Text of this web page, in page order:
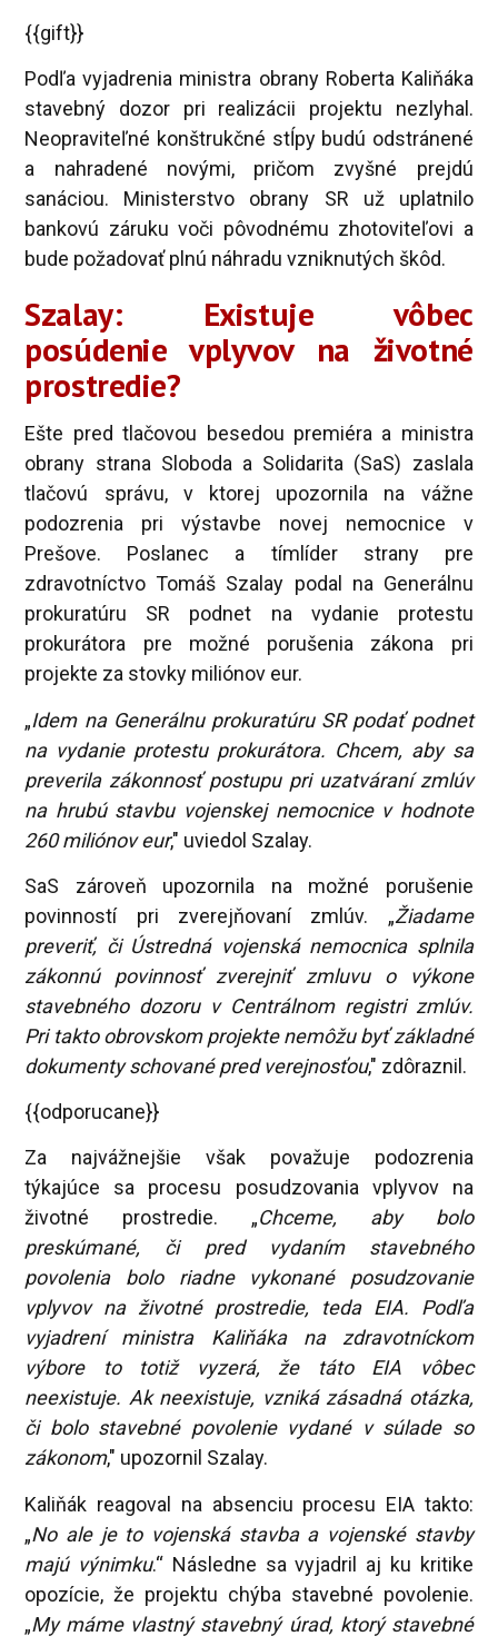
{{gift}}
Podľa vyjadrenia ministra obrany Roberta Kaliňáka
stavebný dozor pri realizácii projektu nezlyhal.
Neopraviteľné konštrukčné stĺpy budú odstránené
a nahradené novými, pričom zvyšné prejdú
sanáciou. Ministerstvo obrany SR už uplatnilo
bankovú záruku voči pôvodnému zhotoviteľovi a
bude požadovať plnú náhradu vzniknutých škôd.
Szalay: Existuje vôbec
posúdenie vplyvov na životné
prostredie?
Ešte pred tlačovou besedou premiéra a ministra
obrany strana Sloboda a Solidarita (SaS) zaslala
tlačovú správu, v ktorej upozornila na vážne
podozrenia pri výstavbe novej nemocnice v
Prešove. Poslanec a tímlíder strany pre
zdravotníctvo Tomáš Szalay podal na Generálnu
prokuratúru SR podnet na vydanie protestu
prokurátora pre možné porušenia zákona pri
projekte za stovky miliónov eur.
„Idem na Generálnu prokuratúru SR podať podnet
na vydanie protestu prokurátora. Chcem, aby sa
preverila zákonnosť postupu pri uzatváraní zmlúv
na hrubú stavbu vojenskej nemocnice v hodnote
260 miliónov eur," uviedol Szalay.
SaS zároveň upozornila na možné porušenie
povinností pri zverejňovaní zmlúv. „Žiadame
preveriť, či Ústredná vojenská nemocnica splnila
zákonnú povinnosť zverejniť zmluvu o výkone
stavebného dozoru v Centrálnom registri zmlúv.
Pri takto obrovskom projekte nemôžu byť základné
dokumenty schované pred verejnosťou," zdôraznil.
{{odporucane}}
Za najvážnejšie však považuje podozrenia
týkajúce sa procesu posudzovania vplyvov na
životné prostredie. „Chceme, aby bolo
preskúmané, či pred vydaním stavebného
povolenia bolo riadne vykonané posudzovanie
vplyvov na životné prostredie, teda EIA. Podľa
vyjadrení ministra Kaliňáka na zdravotníckom
výbore to totiž vyzerá, že táto EIA vôbec
neexistuje. Ak neexistuje, vzniká zásadná otázka,
či bolo stavebné povolenie vydané v súlade so
zákonom," upozornil Szalay.
Kaliňák reagoval na absenciu procesu EIA takto:
„No ale je to vojenská stavba a vojenské stavby
majú výnimku.“ Následne sa vyjadril aj ku kritike
opozície, že projektu chýba stavebné povolenie.
„My máme vlastný stavebný úrad, ktorý stavebné